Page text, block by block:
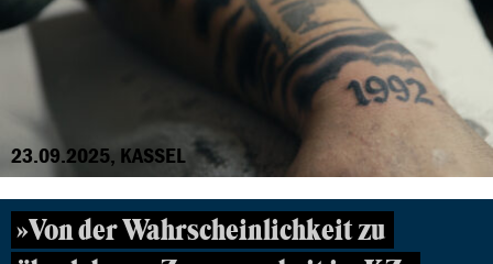
23.09.2025, KASSEL
»Von der Wahrscheinlichkeit zu